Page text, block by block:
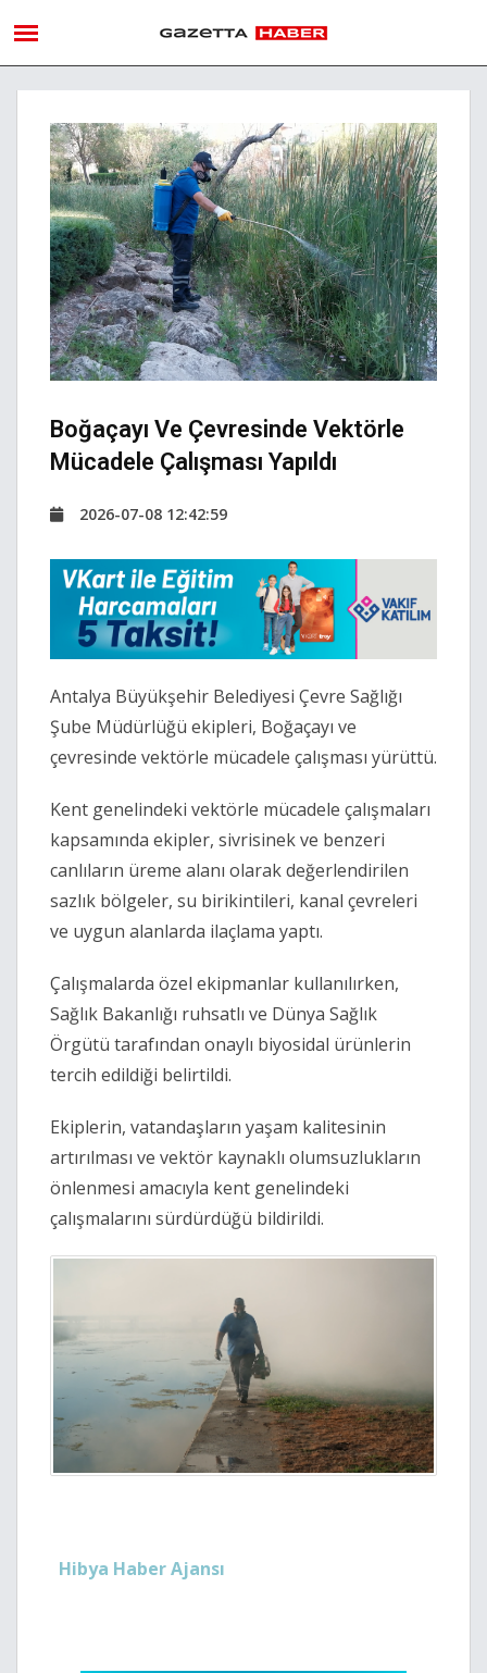
Boğaçayı Ve Çevresinde Vektörle
Mücadele Çalışması Yapıldı
2026-07-08 12:42:59
Antalya Büyükşehir Belediyesi Çevre Sağlığı
Şube Müdürlüğü ekipleri, Boğaçayı ve
çevresinde vektörle mücadele çalışması yürüttü.
Kent genelindeki vektörle mücadele çalışmaları
kapsamında ekipler, sivrisinek ve benzeri
canlıların üreme alanı olarak değerlendirilen
sazlık bölgeler, su birikintileri, kanal çevreleri
ve uygun alanlarda ilaçlama yaptı.
Çalışmalarda özel ekipmanlar kullanılırken,
Sağlık Bakanlığı ruhsatlı ve Dünya Sağlık
Örgütü tarafından onaylı biyosidal ürünlerin
tercih edildiği belirtildi.
Ekiplerin, vatandaşların yaşam kalitesinin
artırılması ve vektör kaynaklı olumsuzlukların
önlenmesi amacıyla kent genelindeki
çalışmalarını sürdürdüğü bildirildi.
Hibya Haber Ajansı